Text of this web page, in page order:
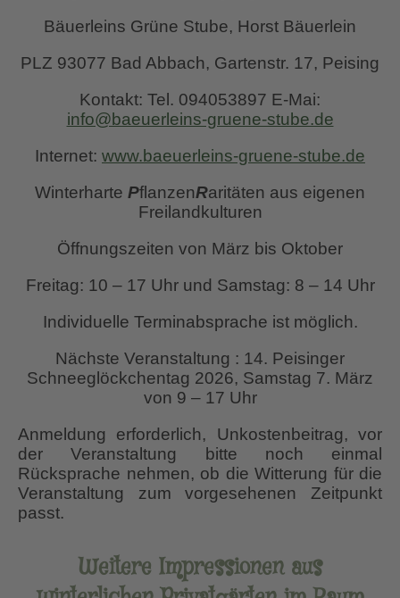
Bäuerleins Grüne Stube, Horst Bäuerlein
PLZ 93077 Bad Abbach, Gartenstr. 17, Peising
Kontakt: Tel. 094053897 E-Mai:
info@baeuerleins-gruene-stube.de
Internet: www.baeuerleins-gruene-stube.de
Winterharte PflanzenRaritäten aus eigenen
Freilandkulturen
Öffnungszeiten von März bis Oktober
Freitag: 10 – 17 Uhr und Samstag: 8 – 14 Uhr
Individuelle Terminabsprache ist möglich.
Nächste Veranstaltung : 14. Peisinger
Schneeglöckchentag 2026, Samstag 7. März
von 9 – 17 Uhr
Anmeldung erforderlich, Unkostenbeitrag, vor
der Veranstaltung bitte noch einmal
Rücksprache nehmen, ob die Witterung für die
Veranstaltung zum vorgesehenen Zeitpunkt
passt.
Weitere Impressionen aus